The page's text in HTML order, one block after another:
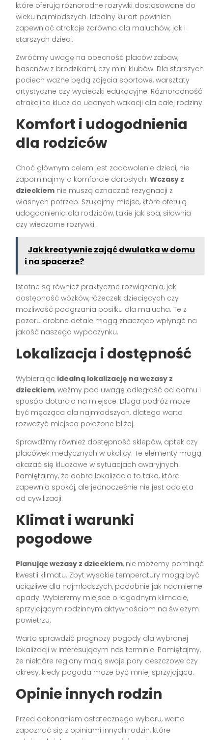
które oferują różnorodne rozrywki dostosowane do
wieku najmłodszych. Idealny kurort powinien
zapewniać atrakcje zarówno dla maluchów, jak i
starszych dzieci.
Zwróćmy uwagę na obecność placów zabaw,
basenów z brodzikami, czy mini klubów. Dla starszych
pociech ważne będą zajęcia sportowe, warsztaty
artystyczne czy wycieczki edukacyjne. Różnorodność
atrakcji to klucz do udanych wakacji dla całej rodziny.
Komfort i udogodnienia
dla rodziców
Choć głównym celem jest zadowolenie dzieci, nie
zapominajmy o komforcie dorosłych.Wczasy z
dzieckiem nie muszą oznaczać rezygnacji z
własnych potrzeb. Szukajmy miejsc, które oferują
udogodnienia dla rodziców, takie jak spa, siłownia
czy wieczorne rozrywki.
Jak kreatywnie zająć dwulatka w domu
i na spacerze?
Istotne są również praktyczne rozwiązania, jak
dostępność wózków, łóżeczek dziecięcych czy
możliwość podgrzania posiłku dla malucha. Te z
pozoru drobne detale mogą znacząco wpłynąć na
jakość naszego wypoczynku.
Lokalizacja i dostępność
Wybierając idealną lokalizację na wczasy z
dzieckiem, weźmy pod uwagę odległość od domu i
sposób dotarcia na miejsce. Długa podróż może
być męcząca dla najmłodszych, dlatego warto
rozważyć miejsca położone bliżej.
Sprawdźmy również dostępność sklepów, aptek czy
placówek medycznych w okolicy. Te elementy mogą
okazać się kluczowe w sytuacjach awaryjnych.
Pamiętajmy, że dobra lokalizacja to taka, która
zapewnia spokój, ale jednocześnie nie jest odcięta
od cywilizacji.
Klimat i warunki
pogodowe
Planując wczasy z dzieckiem, nie możemy pominąć
kwestii klimatu. Zbyt wysokie temperatury mogą być
uciążliwe dla najmłodszych, podobnie jak nadmierne
opady. Wybierzmy miejsce o łagodnym klimacie,
sprzyjającym rodzinnym aktywnościom na świeżym
powietrzu.
Warto sprawdzić prognozy pogody dla wybranej
lokalizacji w interesującym nas terminie. Pamiętajmy,
że niektóre regiony mają swoje pory deszczowe czy
okresy, kiedy pogoda może być mniej sprzyjająca.
Opinie innych rodzin
Przed dokonaniem ostatecznego wyboru, warto
zapoznać się z opiniami innych rodzin, które